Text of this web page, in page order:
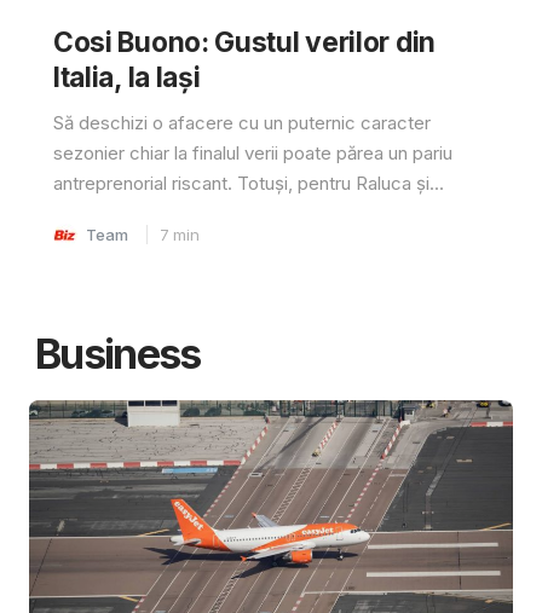
Cosi Buono: Gustul verilor din
Italia, la Iași
Să deschizi o afacere cu un puternic caracter
sezonier chiar la finalul verii poate părea un pariu
antreprenorial riscant. Totuși, pentru Raluca și...
Team 7 min
Business